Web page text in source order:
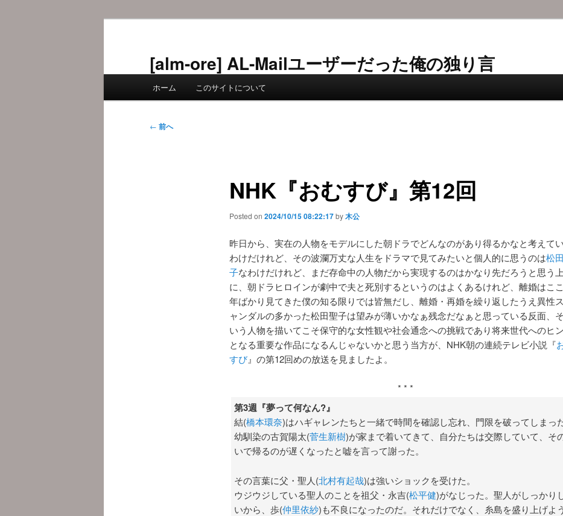
[alm-ore] AL-Mailユーザーだった俺の独り言
ホーム このサイトについて
投
← 前へ
NHK『おむすび』第12回
Posted on 2024/10/15 08:22:17by木公
昨日から、実在の人物をモデルにした朝ドラでどんなのがあり得るかなと考えて
わけだけれど、その波瀾万丈な人生をドラマで見てみたいと個人的に思うのは松
子なわけだけれど、まだ存命中の人物だから実現するのはかなり先だろうと思う上
に、朝ドラヒロインが劇中で夫と死別するというのはよくあるけれど、離婚はこ
年ばかり見てきた僕の知る限りでは皆無だし、離婚・再婚を繰り返したうえ異性
ャンダルの多かった松田聖子は望みが薄いかなぁ残念だなぁと思っている反面、
いう人物を描いてこそ保守的な女性観や社会通念への挑戦であり将来世代へのヒ
となる重要な作品になるんじゃないかと思う当方が、NHK朝の連続テレビ小説『
すび』の第12回めの放送を見ましたよ。
* * *
第3週『夢って何なん?』
結(橋本環奈)はハギャレンたちと一緒で時間を確認し忘れ、門限を破ってしまった
幼馴染の古賀陽太(菅生新樹)が家まで着いてきて、自分たちは交際していて、そ
いで帰るのが遅くなったと嘘を言って謝った。
その言葉に父・聖人(北村有起哉)は強いショックを受けた。
ウジウジしている聖人のことを祖父・永吉(松平健)がなじった。聖人がしっかり
いから、歩(仲里依紗)も不良になったのだ。それだけでなく、糸島を盛り上げよ